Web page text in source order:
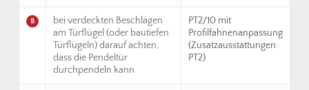
B
bei verdeckten Beschlägen
am Türflügel (oder bautiefen
Türflügeln) darauf achten,
dass die Pendeltür
durchpendeln kann
PT2/10 mit
Profilfahnenanpassung
(Zusatzausstattungen
PT2)